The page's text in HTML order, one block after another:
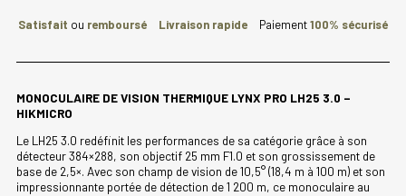
VISION
3.0
-
HIKMICRO
Satisfait ou remboursé Livraison rapide Paiement100% sécurisé
MONOCULAIRE DE VISION THERMIQUE LYNX PRO LH25 3.0 –
HIKMICRO
Le LH25 3.0 redéfinit les performances de sa catégorie grâce à son
détecteur 384×288, son objectif 25 mm F1.0 et son grossissement de
base de 2,5×. Avec son champ de vision de 10,5° (18,4 m à 100 m) et son
impressionnante portée de détection de 1 200 m, ce monoculaire au